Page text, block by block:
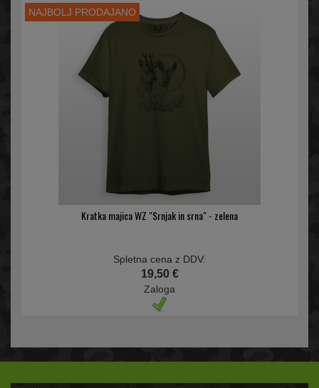
NAJBOLJ PRODAJANO
Kratka majica WZ "Srnjak in srna" - zelena
Spletna cena z DDV:
19,50 €
Zaloga